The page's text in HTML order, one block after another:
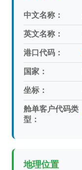
中文名称：
英文名称：
港口代码：
国家：
坐标：
舱单客户代码类
型：
地理位置